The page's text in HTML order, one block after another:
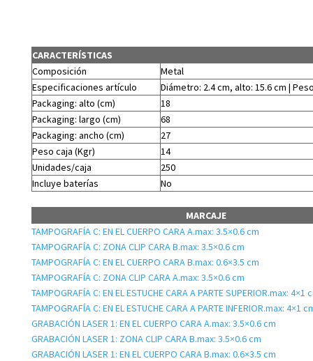
CARACTERÍSTICAS
Composición
Metal
Especificaciones artículo
Diámetro: 2.4 cm, alto: 15.6 cm |
Packaging: alto (cm)
18
Packaging: largo (cm)
68
Packaging: ancho (cm)
27
Peso caja (Kgr)
14
Unidades/caja
250
Incluye baterías
No
MARCAJE
TAMPOGRAFÍA C: EN EL CUERPO CARA A.max: 3.5×0.6 cm
TAMPOGRAFÍA C: ZONA CLIP CARA B.max: 3.5×0.6 cm
TAMPOGRAFÍA C: EN EL CUERPO CARA B.max: 0.6×3.5 cm
TAMPOGRAFÍA C: ZONA CLIP CARA A.max: 3.5×0.6 cm
TAMPOGRAFÍA C: EN EL ESTUCHE CARA A PARTE SUPERIOR.max: 4×1
TAMPOGRAFÍA C: EN EL ESTUCHE CARA A PARTE INFERIOR.max: 4×1
GRABACIÓN LASER 1: EN EL CUERPO CARA A.max: 3.5×0.6 cm
GRABACIÓN LASER 1: ZONA CLIP CARA B.max: 3.5×0.6 cm
GRABACIÓN LASER 1: EN EL CUERPO CARA B.max: 0.6×3.5 cm